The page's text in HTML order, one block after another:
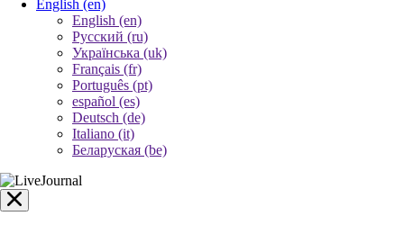
English (en)
English (en)
Русский (ru)
Українська (uk)
Français (fr)
Português (pt)
español (es)
Deutsch (de)
Italiano (it)
Беларуская (be)